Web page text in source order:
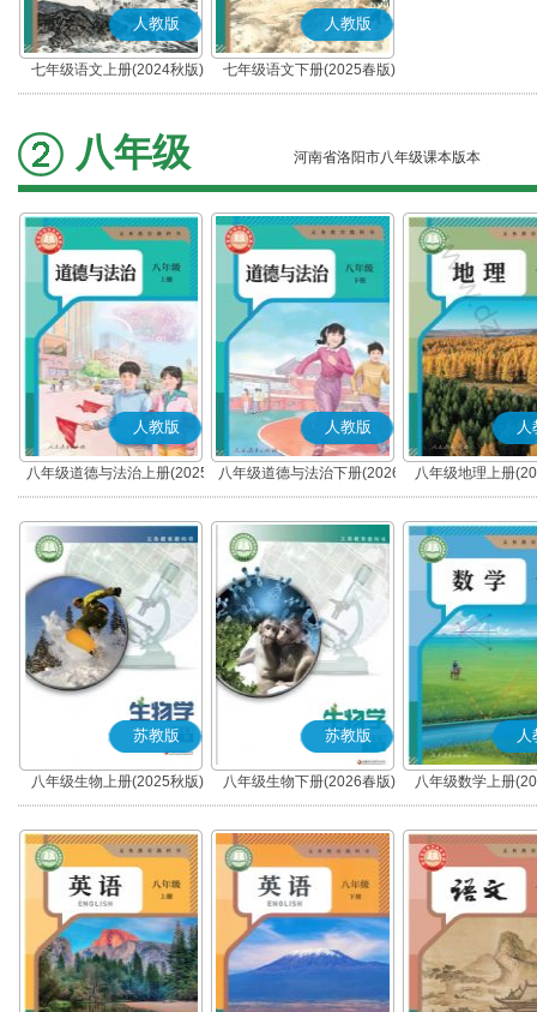
人教版
七年级语文上册(2024秋版)
(部编版)
人教版
七年级语文下册(2025春版)
(部编版)
八年级 河南省洛阳市八年级课本版本
人教版
八年级道德与法治上册(2025
秋版)(部编版)
人教版
八年级道德与法治下册(2026
春版)(部编版)
人
八年级地理上册
苏教版
八年级生物上册(2025秋版)
苏教版
八年级生物下册(2026春版)
人
八年级数学上册